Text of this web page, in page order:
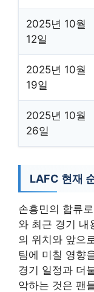
2025년 10월
12일
2025년 10월
19일
2025년 10월
26일
LAFC 현재
손흥민의 합류
와 최근 경기 내
의 위치와 앞으
팀에 미칠 영향
경기 일정과 더
악하는 것은 팬